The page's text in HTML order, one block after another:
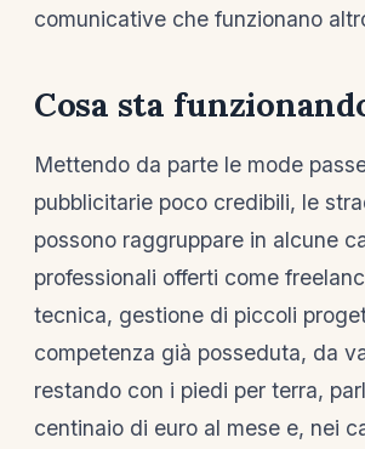
comunicative che funzionano
Cosa sta
Mettendo da parte le mode
pubblicitarie poco credibili, le
possono raggruppare in alcune
professionali offerti come
tecnica, gestione di piccoli
competenza già posseduta, da
restando con i piedi per terra,
centinaio di euro al mese e, nei